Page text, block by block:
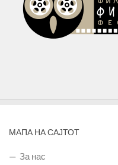
МАПА НА САЈТОТ
За нас